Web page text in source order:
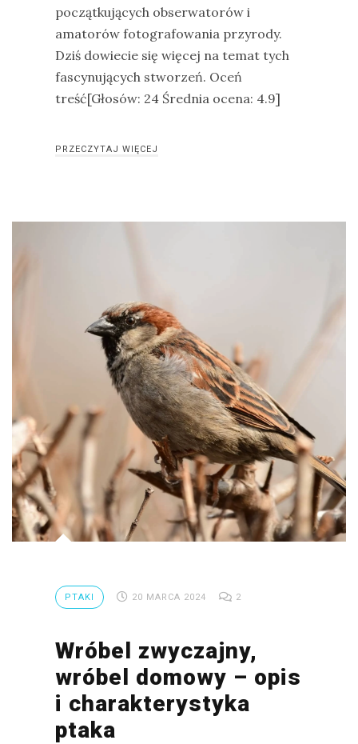
początkujących obserwatorów i
amatorów fotografowania przyrody.
Dziś dowiecie się więcej na temat tych
fascynujących stworzeń. Oceń
treść[Głosów: 24 Średnia ocena: 4.9]
PRZECZYTAJ WIĘCEJ
PTAKI 20 MARCA 2024 2
Wróbel zwyczajny,
wróbel domowy – opis
i charakterystyka
ptaka